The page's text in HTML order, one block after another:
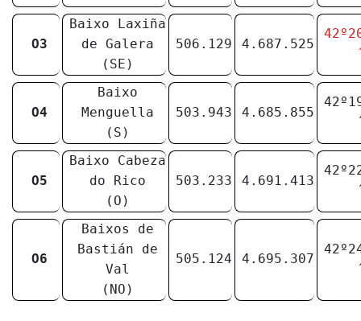
O3
Baixo Laxiña
de Galera
(SE)
506.129 4.687.525
O4
Baixo
Menguella
(S)
503.943 4.685.855
O5
Baixo Cabeza
do Rico
(O)
503.233 4.691.413
O6
Baixos de
Bastián de
Val
(NO)
505.124 4.695.307